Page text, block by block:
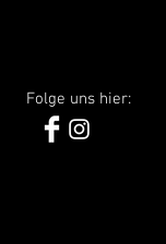
Folge uns hier: